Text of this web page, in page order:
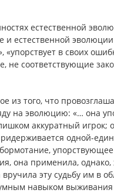
естественной
естественной
в своих
не соответствующие
из того, что
на эволюцию: «… она
аккуратный игрок;
одной-
упорствующее
она применила,
эту судьбу им в
навыком